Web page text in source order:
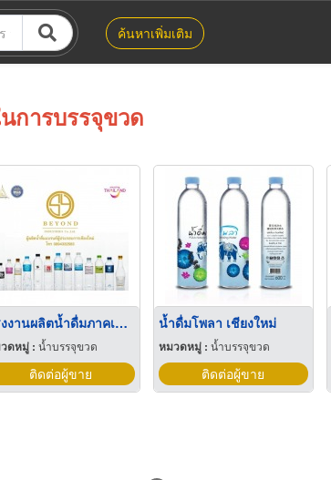
ค้นหาเพิ่มเติม
การบรรจุขวด
โรงงานผลิตน้ำดื่มภาคเหนือ
ดหมู่ : น้ำบรรจุขวด
ติดต่อผู้ขาย
น้ำดื่มโพลา เชียงใหม่
หมวดหมู่ : น้ำบรรจุขวด
ติดต่อผู้ขาย